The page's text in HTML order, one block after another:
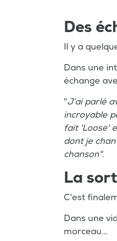
Des
Il y a
Dans une
échange
"J’aiparlé
incroyable
fait 'Loose'
dont je
chanson".
La
C'est
Dans une
morceau...